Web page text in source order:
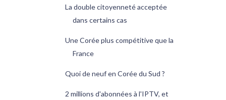
La double citoyenneté acceptée
dans certains cas
Une Corée plus compétitive que la
France
Quoi de neuf en Corée du Sud ?
2 millions d'abonnées à l'IPTV, et